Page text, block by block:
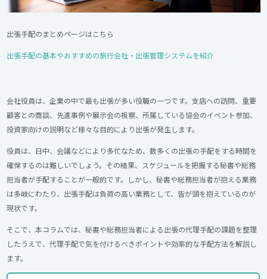
出張手配のまとめページはこちら
出張手配の基本やおすすめの旅行会社・出張管理システムを紹介
会社役員は、企業の中で最も出張が多い役職の一つです。支店への訪問、重要
顧客との商談、先進事例や展示会の視察、所属している協会のイベント参加、
投資家向けの説明など様々な目的により出張が発生します。
役員は、日中、会議などにより多忙なため、数多くの出張の手配をする時間を
確保するのは難しいでしょう。その結果、スケジュールを把握する秘書や総務
担当者が手配することが一般的です。しかし、秘書や総務担当者が抱える業務
は多岐にわたり、出張手配は負荷の高い業務として、皆が頭を抱えているのが
現状です。
そこで、本コラムでは、秘書や総務担当者による出張の代理手配の課題を整理
したうえで、代理手配で気を付けるべきポイントや効率的な手配方法を解説し
ます。